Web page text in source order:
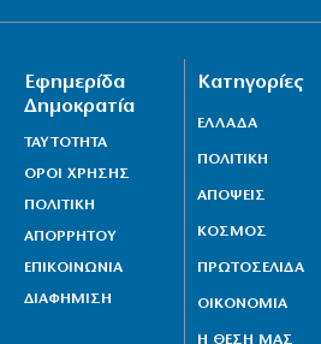
Εφημερίδα
Δημοκρατία
ΤΑΥΤΟΤΗΤΑ
ΟΡΟΙ ΧΡΗΣΗΣ
ΠΟΛΙΤΙΚΗ
ΑΠΟΡΡΗΤΟΥ
ΕΠΙΚΟΙΝΩΝΙΑ
ΔΙΑΦΗΜΙΣΗ
Κατηγορίες
ΕΛΛΑΔΑ
ΠΟΛΙΤΙΚΗ
ΑΠΟΨΕΙΣ
ΚΟΣΜΟΣ
ΠΡΩΤΟΣΕΛΙΔΑ
ΟΙΚΟΝΟΜΙΑ
Η ΘΕΣΗ ΜΑΣ